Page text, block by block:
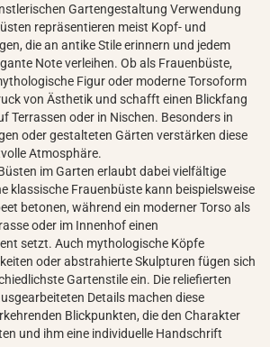
Gartengestaltung Verwendung
repräsentieren meist Kopf- und
die an antike Stile erinnern und jedem
Note verleihen. Ob als Frauenbüste,
Figur oder moderne Torsoform
von Ästhetik und schafft einen Blickfang
Terrassen oder in Nischen. Besonders in
oder gestalteten Gärten verstärken diese
Atmosphäre.
im Garten erlaubt dabei vielfältige
klassische Frauenbüste kann beispielsweise
betonen, während ein moderner Torso als
oder im Innenhof einen
setzt. Auch mythologische Köpfe
oder abstrahierte Skulpturen fügen sich
Gartenstile ein. Die reliefierten
Details machen diese
Blickpunkten, die den Charakter
und ihm eine individuelle Handschrift